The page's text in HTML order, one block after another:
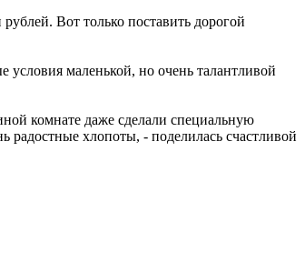
Вот только поставить дорогой
маленькой, но очень талантливой
комнате даже сделали специальную
радостные хлопоты, - поделилась счастливой